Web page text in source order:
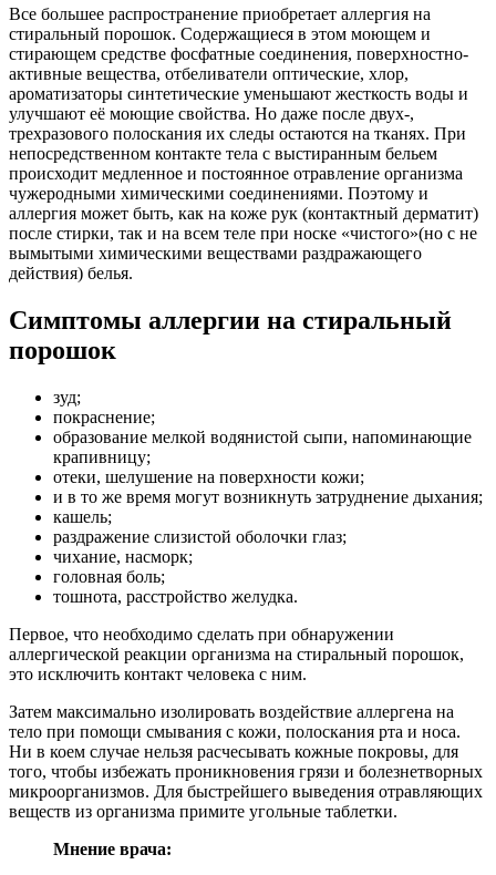
Все большее распространение приобретает аллергия на
стиральный порошок. Содержащиеся в этом моющем и
стирающем средстве фосфатные соединения, поверхностно-
активные вещества, отбеливатели оптические, хлор,
ароматизаторы синтетические уменьшают жесткость воды и
улучшают её моющие свойства. Но даже после двух-,
трехразового полоскания их следы остаются на тканях. При
непосредственном контакте тела с выстиранным бельем
происходит медленное и постоянное отравление организма
чужеродными химическими соединениями. Поэтому и
аллергия может быть, как на коже рук (контактный дерматит)
после стирки, так и на всем теле при носке «чистого»(но с не
вымытыми химическими веществами раздражающего
действия) белья.
Симптомы аллергии на стиральный
порошок
зуд;
покраснение;
образование мелкой водянистой сыпи, напоминающие
крапивницу;
отеки, шелушение на поверхности кожи;
и в то же время могут возникнуть затруднение дыхания;
кашель;
раздражение слизистой оболочки глаз;
чихание, насморк;
головная боль;
тошнота, расстройство желудка.
Первое, что необходимо сделать при обнаружении
аллергической реакции организма на стиральный порошок,
это исключить контакт человека с ним.
Затем максимально изолировать воздействие аллергена на
тело при помощи смывания с кожи, полоскания рта и носа.
Ни в коем случае нельзя расчесывать кожные покровы, для
того, чтобы избежать проникновения грязи и болезнетворных
микроорганизмов. Для быстрейшего выведения отравляющих
веществ из организма примите угольные таблетки.
Мнение врача: